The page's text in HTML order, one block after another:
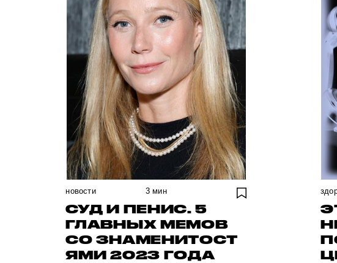
новости 3 мин
СУД И ПЕНИС. 5
ГЛАВНЫХ МЕМОВ
СО ЗНАМЕНИТОСТ
ЯМИ 2023 ГОДА